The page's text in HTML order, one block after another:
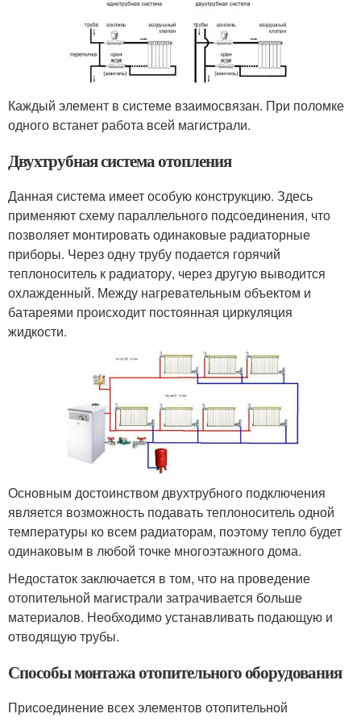
Каждый элемент в системе взаимосвязан. При поломке
одного встанет работа всей магистрали.
Двухтрубная система отопления
Данная система имеет особую конструкцию. Здесь
применяют схему параллельного подсоединения, что
позволяет монтировать одинаковые радиаторные
приборы. Через одну трубу подается горячий
теплоноситель к радиатору, через другую выводится
охлажденный. Между нагревательным объектом и
батареями происходит постоянная циркуляция
жидкости.
Основным достоинством двухтрубного подключения
является возможность подавать теплоноситель одной
температуры ко всем радиаторам, поэтому тепло будет
одинаковым в любой точке многоэтажного дома.
Недостаток заключается в том, что на проведение
отопительной магистрали затрачивается больше
материалов. Необходимо устанавливать подающую и
отводящую трубы.
Способы монтажа отопительного оборудования
Присоединение всех элементов отопительной